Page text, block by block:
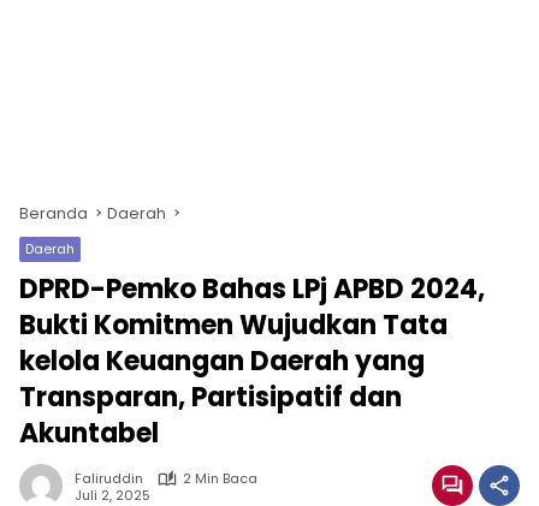
Beranda Daerah
Daerah
DPRD-Pemko Bahas LPj APBD 2024,
Bukti Komitmen Wujudkan Tata
kelola Keuangan Daerah yang
Transparan, Partisipatif dan
Akuntabel
Faliruddin
2 Min Baca
Juli 2, 2025